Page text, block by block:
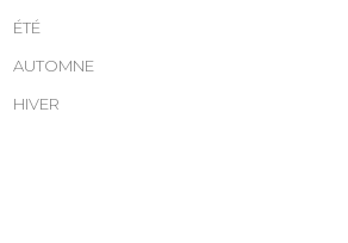
ÉTÉ
AUTOMNE
HIVER